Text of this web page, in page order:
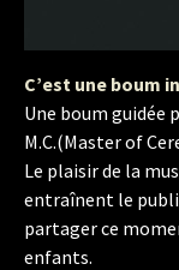
C’est une boum
Une boum guidée
M.C.(Master of
Le plaisir de la
entraînent le
partager ce
enfants.